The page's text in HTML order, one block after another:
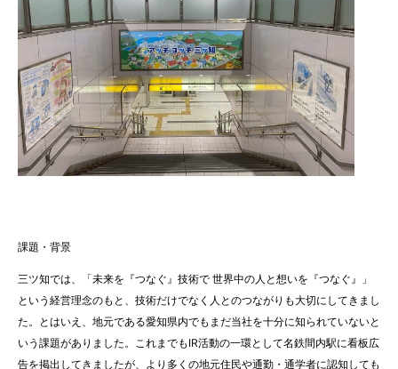
課題・背景
三ツ知では、「未来を『つなぐ』技術で 世界中の人と想いを『つなぐ』」
という経営理念のもと、技術だけでなく人とのつながりも大切にしてきまし
た。とはいえ、地元である愛知県内でもまだ当社を十分に知られていないと
いう課題がありました。これまでもIR活動の一環として名鉄間内駅に看板広
告を掲出してきましたが、より多くの地元住民や通勤・通学者に認知しても